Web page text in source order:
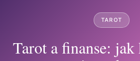
TAROT
Tarot a finanse: